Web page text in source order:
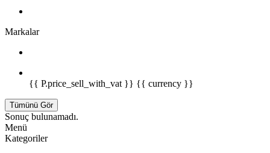
Markalar
{{ P.price_sell_with_vat }} {{ currency }}
Tümünü Gör
Sonuç bulunamadı.
Menü
Kategoriler